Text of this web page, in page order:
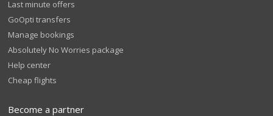
Last minute offers
GoOpti transfers
Manage bookings
Absolutely No Worries package
Help center
Cheap flights
Become a partner